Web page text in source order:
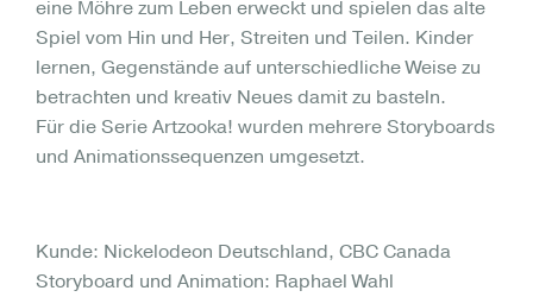
eine Möhre zum Leben erweckt und spielen das alte
Spiel vom Hin und Her, Streiten und Teilen. Kinder
lernen, Gegenstände auf unterschiedliche Weise zu
betrachten und kreativ Neues damit zu basteln.
Für die Serie Artzooka! wurden mehrere Storyboards
und Animationssequenzen umgesetzt.
Kunde: Nickelodeon Deutschland, CBC Canada
Storyboard und Animation: Raphael Wahl